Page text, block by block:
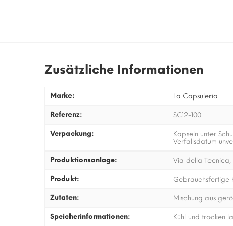
Zusätzliche Informationen
Marke: La Capsuleria
Referenz: SC12-100
Verpackung:
Kapseln unter
Verfallsdatum
Produktionsanlage: Via della Tecnica,
Produkt: Gebrauchsfertige
Zutaten: Mischung aus
Speicherinformationen: Kühl und trocken